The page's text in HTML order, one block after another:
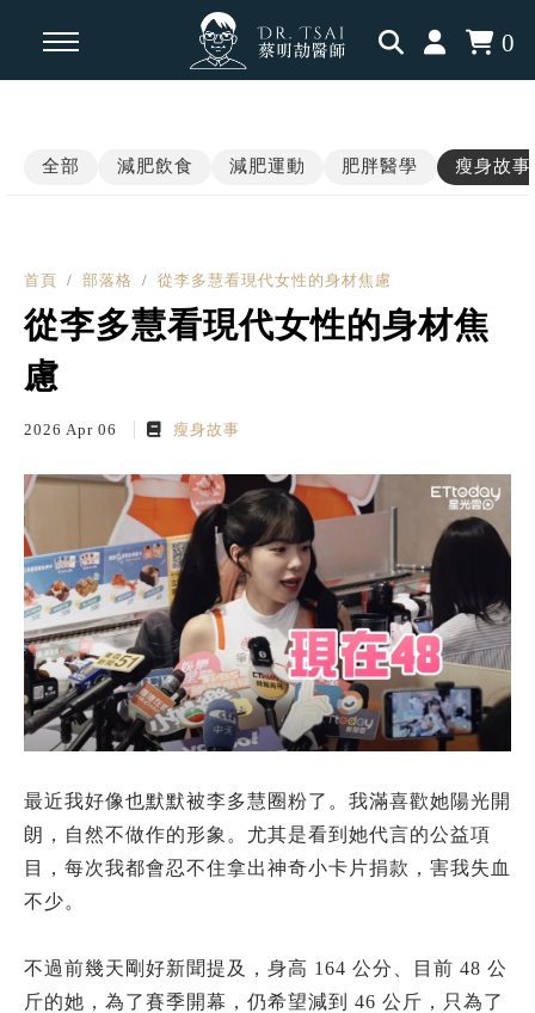
0
運動科學
瘦瘦針專題
三高慢性病
全部 減肥飲食 減肥運動 肥胖醫學 瘦身故事
首頁 部落格 從李多慧看現代女性的身材焦慮
從李多慧看現代女性的身材焦
慮
2026 Apr 06 瘦身故事
最近我好像也默默被李多慧圈粉了。我滿喜歡她陽光開
朗，自然不做作的形象。尤其是看到她代言的公益項
目，每次我都會忍不住拿出神奇小卡片捐款，害我失血
不少。
不過前幾天剛好新聞提及，身高 164 公分、目前 48 公
斤的她，為了賽季開幕，仍希望減到 46 公斤，只為了